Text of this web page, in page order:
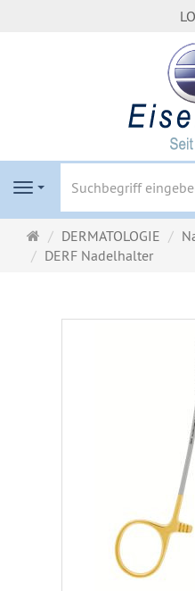
Navigation
Startseite
DERMATOLOGIE
DERF Nadelhalter